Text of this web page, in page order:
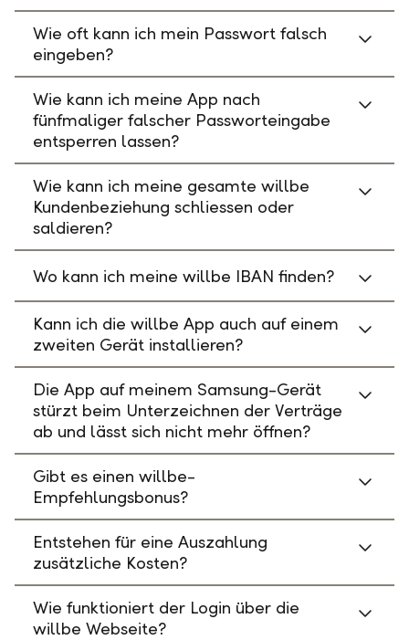
Wie oft kann ich mein Passwort falsch
eingeben?
Wie kann ich meine App nach
fünfmaliger falscher Passworteingabe
entsperren lassen?
Wie kann ich meine gesamte willbe
Kundenbeziehung schliessen oder
saldieren?
Wo kann ich meine willbe IBAN finden?
Kann ich die willbe App auch auf einem
zweiten Gerät installieren?
Die App auf meinem Samsung-Gerät
stürzt beim Unterzeichnen der Verträge
ab und lässt sich nicht mehr öffnen?
Gibt es einen willbe-
Empfehlungsbonus?
Entstehen für eine Auszahlung
zusätzliche Kosten?
Wie funktioniert der Login über die
willbe Webseite?